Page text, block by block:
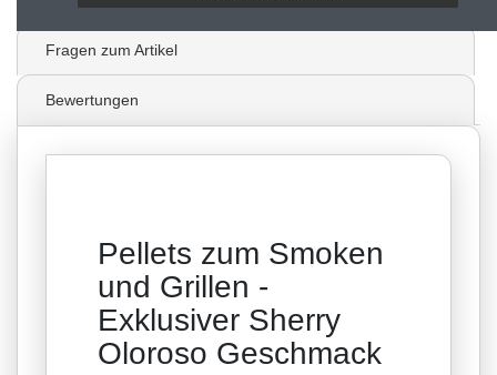
Fragen zum Artikel
Bewertungen
Pellets zum Smoken
und Grillen -
Exklusiver Sherry
Oloroso Geschmack